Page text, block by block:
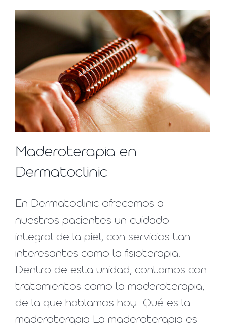
Maderoterapia en
Dermatoclinic
En Dermatoclinic ofrecemos a
nuestros pacientes un cuidado
integral de la piel, con servicios tan
interesantes como la fisioterapia.
Dentro de esta unidad, contamos con
tratamientos como la maderoterapia,
de la que hablamos hoy. Qué es la
maderoterapia La maderoterapia es